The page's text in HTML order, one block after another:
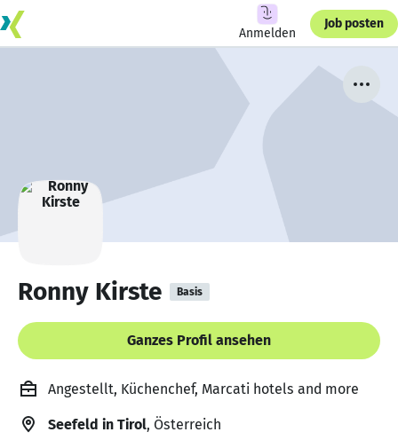
Anmelden
Job posten
Ronny Kirste Basis
Ganzes Profil ansehen
Angestellt, Küchenchef, Marcati hotels and more
Seefeld in Tirol, Österreich